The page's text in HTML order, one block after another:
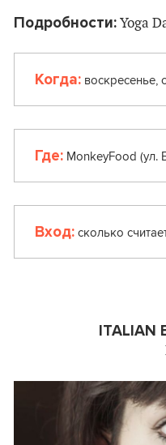
Подробности: Yoga
Когда: воскресенье,
Где: MonkeyFood (ул.
Вход:сколько
ITALIAN